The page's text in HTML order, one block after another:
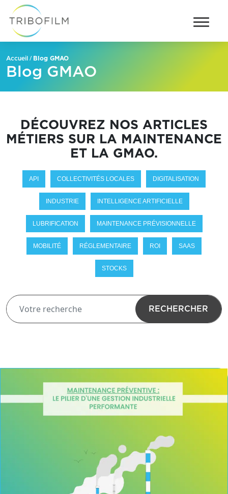
Accueil / Blog GMAO
Blog GMAO
DÉCOUVREZ NOS ARTICLES
MÉTIERS SUR LA MAINTENANCE
ET LA GMAO.
API COLLECTIVITÉS LOCALES DIGITALISATION
INDUSTRIE INTELLIGENCE ARTIFICIELLE
LUBRIFICATION MAINTENANCE PRÉVISIONNELLE
MOBILITÉ RÉGLEMENTAIRE ROI SAAS
STOCKS
RECHERCHER